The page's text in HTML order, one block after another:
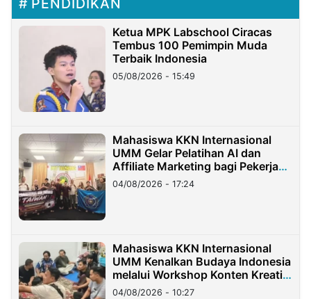
PENDIDIKAN
Ketua MPK Labschool Ciracas
Tembus 100 Pemimpin Muda
Terbaik Indonesia
05/08/2026 - 15:49
Mahasiswa KKN Internasional
UMM Gelar Pelatihan AI dan
Affiliate Marketing bagi Pekerja
Migran Indonesia di Taiwan
04/08/2026 - 17:24
Mahasiswa KKN Internasional
UMM Kenalkan Budaya Indonesia
melalui Workshop Konten Kreatif
di Taiwan
04/08/2026 - 10:27